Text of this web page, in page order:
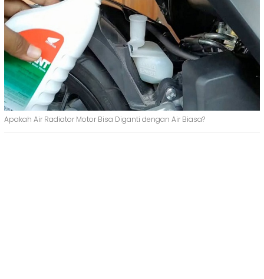
Apakah Air Radiator Motor Bisa Diganti dengan Air Biasa?